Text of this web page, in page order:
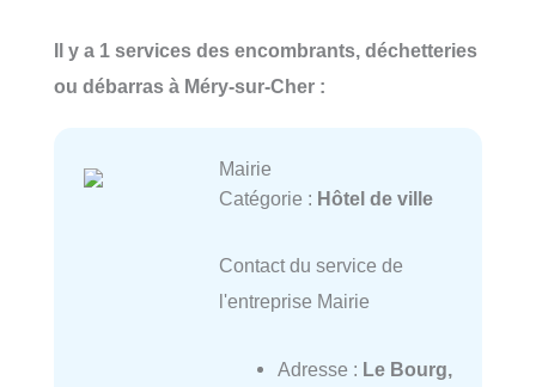
Il y a 1 services des encombrants, déchetteries
ou débarras à Méry-sur-Cher :
Mairie
Catégorie : Hôtel de ville
Contact du service de
l'entreprise Mairie
Adresse : Le Bourg,